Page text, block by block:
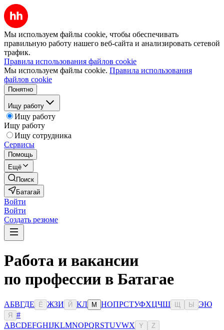
Мы используем файлы cookie, чтобы обеспечивать
правильную работу нашего веб-сайта и анализировать сетевой
трафик.
Правила использования файлов cookie
Мы используем файлы cookie. Правила использования
файлов cookie
Понятно
Ищу работу
Ищу работу
Ищу работу
Ищу сотрудника
Сервисы
Помощь
Ещё
Поиск
Батагай
Войти
Войти
Создать резюме
Работа и вакансии
по профессии в Батагае
АБВГДЕ Ё ЖЗИ Й КЛ М НОПРСТУФХЦЧШ Ы ЭЮ
Я
#
ABCDEFGHIJKLMNOPQRSTUVWX Y Z